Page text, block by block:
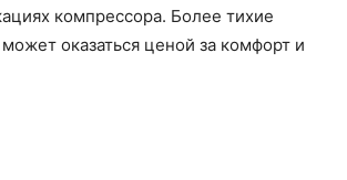
компрессора. Более тихие
оказаться ценой за комфорт и